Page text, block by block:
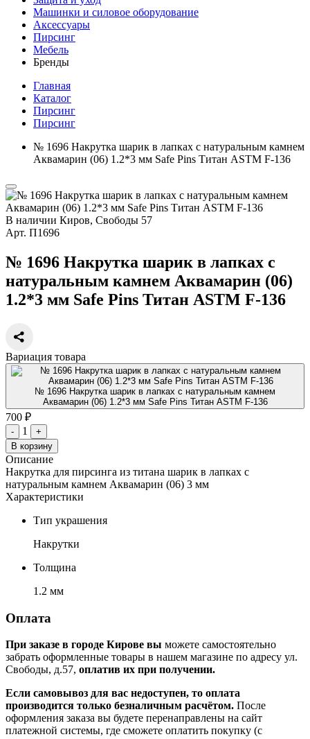
Машинки и силовое оборудование
Аксессуары
Пирсинг
Мебель
Бренды
Главная
Каталог
Пирсинг
Пирсинг
№ 1696 Накрутка шарик в лапках с натуральным камнем
Аквамарин (06) 1.2*3 мм Safe Pins Титан ASTM F-136
В наличии Киров, Свободы 57
Арт. П1696
№ 1696 Накрутка шарик в лапках с
натуральным камнем Аквамарин (06)
1.2*3 мм Safe Pins Титан ASTM F-136
Вариация товара
№ 1696 Накрутка шарик в лапках с натуральным камнем
Аквамарин (06) 1.2*3 мм Safe Pins Титан ASTM F-136
700 ₽
- 1
+
В корзину
Описание
Накрутка для пирсинга из титана шарик в лапках с
натуральным камнем Аквамарин (06) 3 мм
Характеристики
Тип украшения
Накрутки
Толщина
1.2 мм
Оплата
При заказе в городе Кирове вы можете самостоятельно
забрать оформленные товары в нашем магазине по адресу ул.
Свободы, д.57, оплатив их при получении.
Если самовывоз для вас недоступен, то оплата
производится только безналичным расчётом. После
оформления заказа вы будете перенаправлены на сайт
платежной системы, где сможете оплатить покупку (с